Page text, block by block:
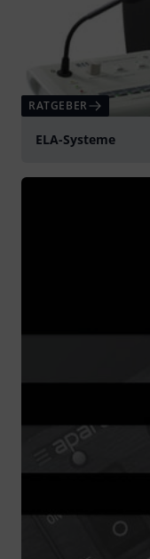
RATGEBER
ELA-Systeme